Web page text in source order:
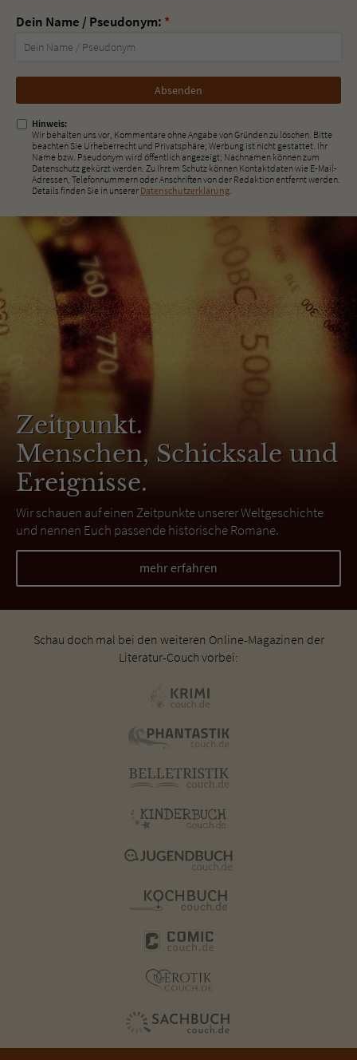
Dein Name / Pseudonym: *
Nicht
ausfüllen!
Hinweis:
Wir behalten uns vor, Kommentare ohne Angabe von Gründen zu löschen. Bitte
beachten Sie Urheberrecht und Privatsphäre; Werbung ist nicht gestattet. Ihr
Name bzw. Pseudonym wird öffentlich angezeigt; Nachnamen können zum
Datenschutz gekürzt werden. Zu Ihrem Schutz können Kontaktdaten wie E-Mail-
Adressen, Telefonnummern oder Anschriften von der Redaktion entfernt werden.
Details finden Sie in unserer Datenschutzerklärung.
Zeitpunkt.
Menschen, Schicksale und
Ereignisse.
Wir schauen auf einen Zeitpunkte unserer Weltgeschichte
und nennen Euch passende historische Romane.
mehr erfahren
Schau doch mal bei den weiteren Online-Magazinen der
Literatur-Couch vorbei: